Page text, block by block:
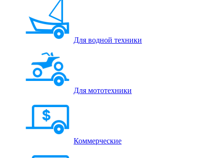
Для водной техники
Для мототехники
Коммерческие